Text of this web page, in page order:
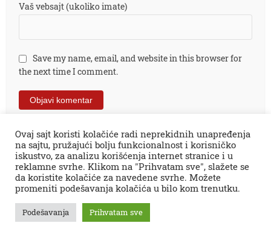
Vaš vebsajt (ukoliko imate)
Save my name, email, and website in this browser for
the next time I comment.
Sva prava zadržana © 2026. Zaječar Online
impresum PR tekstovi kontakt kolumne
Zaječarske VESTI
Ovaj sajt koristi kolačiće radi neprekidnih unapređenja
na sajtu, pružajući bolju funkcionalnost i korisničko
iskustvo, za analizu korišćenja internet stranice i u
reklamne svrhe. Klikom na "Prihvatam sve", slažete se
da koristite kolačiće za navedene svrhe. Možete
promeniti podešavanja kolačića u bilo kom trenutku.
Podešavanja Prihvatam sve